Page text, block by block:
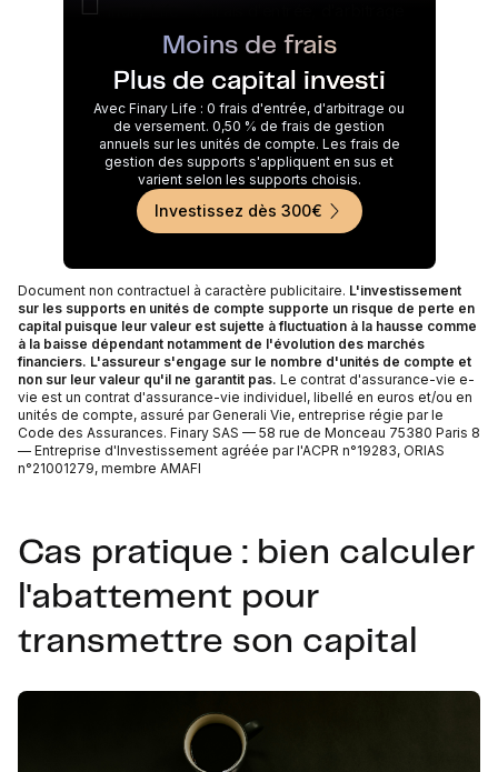
Moins de frais
Plus de capital investi
Avec Finary Life : 0 frais d'entrée, d'arbitrage ou
de versement. 0,50 % de frais de gestion
annuels sur les unités de compte. Les frais de
gestion des supports s'appliquent en sus et
varient selon les supports choisis.
Investissez dès 300€
Document non contractuel à caractère publicitaire. L'investissement
sur les supports en unités de compte supporte un risque de perte en
capital puisque leur valeur est sujette à fluctuation à la hausse comme
à la baisse dépendant notamment de l'évolution des marchés
financiers. L'assureur s'engage sur le nombre d'unités de compte et
non sur leur valeur qu'il ne garantit pas. Le contrat d'assurance-vie e-
vie est un contrat d'assurance-vie individuel, libellé en euros et/ou en
unités de compte, assuré par Generali Vie, entreprise régie par le
Code des Assurances. Finary SAS — 58 rue de Monceau 75380 Paris 8
— Entreprise d'Investissement agréée par l'ACPR n°19283, ORIAS
n°21001279, membre AMAFI
Cas pratique : bien calculer
l'abattement pour
transmettre son capital